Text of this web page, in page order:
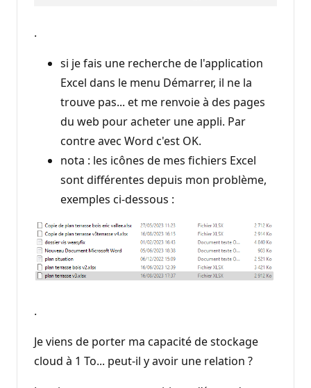
.
si je fais une recherche de l'application
Excel dans le menu Démarrer, il ne la
trouve pas... et me renvoie à des pages
du web pour acheter une appli. Par
contre avec Word c'est OK.
nota : les icônes de mes fichiers Excel
sont différentes depuis mon problème,
exemples ci-dessous :
.
Je viens de porter ma capacité de stockage
cloud à 1 To... peut-il y avoir une relation ?